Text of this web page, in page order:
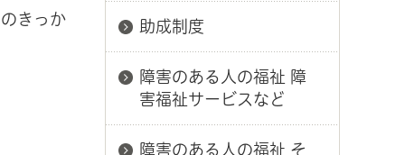
きっか
助成制度
障害のある人の福祉 障
害福祉サービスなど
障害のある人の福祉 そ